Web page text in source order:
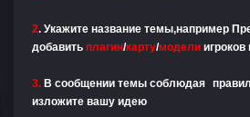
2. Укажите название темы,например
добавить плагин/карту/модели игроков
3. В сообщении темы соблюдая
изложите вашу идею